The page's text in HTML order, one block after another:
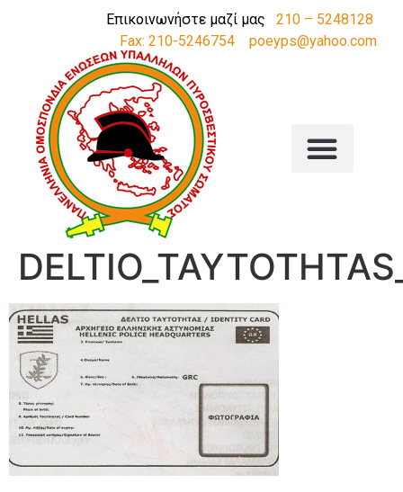
Επικοινωνήστε μαζί μας 210 – 5248128
Fax: 210-5246754
poeyps@yahoo.com